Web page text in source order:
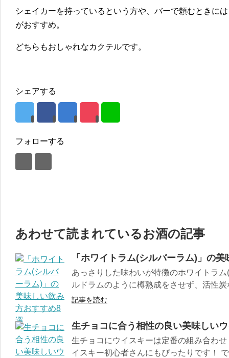
シェイカーを持っているという方や、バーで頼むときに
がおすすめ。
どちらもおしゃれなカクテルです。
シェアする
フォローする
あわせて読まれているお酒の記事
「ホワイトラム(シルバーラム)」の
あっさりした味わいが特徴のホワイトラ
ルドラムのように樽熟成をさせず、活性
記事を読む
生チョコに合う相性の良い美味しい
生チョコにウイスキーは定番の組み合わ
イスキー初心者さんにもぴったりです！